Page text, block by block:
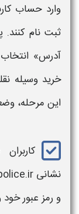
وارد حساب
ثبت‌ نام کنند.
آدرس»
خرید وسیله
این مرحله،
نشانی
و رمز عبور خود